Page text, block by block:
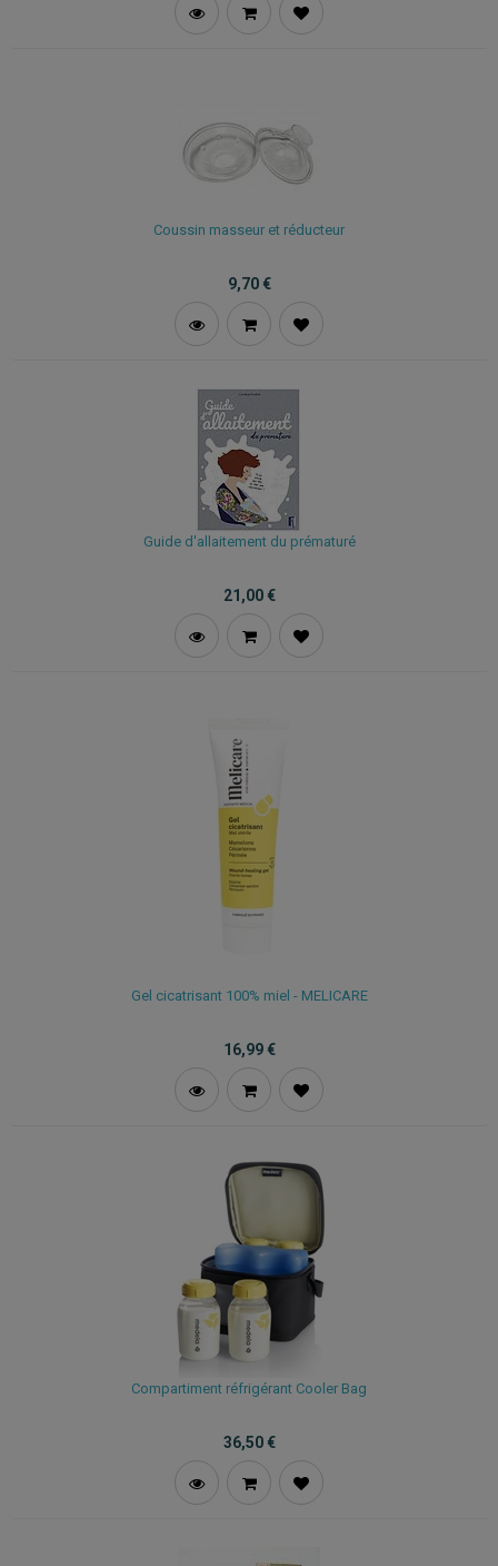
Coussin masseur et réducteur
9,70€
Guide d'allaitement du prématuré
21,00€
Gel cicatrisant 100% miel - MELICARE
16,99€
Compartiment réfrigérant Cooler Bag
36,50€